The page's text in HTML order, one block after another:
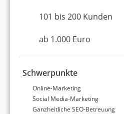
www.invictus-physio.de
Online-Marketing
Suchmaschinenoptimierung
101 bis 200 Kunden
ab 1.000 Euro
Schwerpunkte
Online-Marketing
Social Media-Marketing
Ganzheitliche SEO-Betreuung